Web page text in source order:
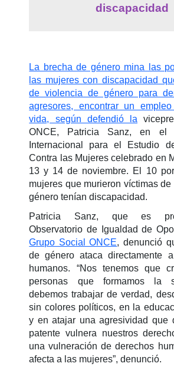
discapacidad
La brecha de género mina las
las mujeres con discapacidad
de violencia de género para
agresores, encontrar un
vida, según defendió la
ONCE, Patricia Sanz, en el
Internacional para el Estudio
Contra las Mujeres celebrado en
13 y 14 de noviembre. El 10
mujeres que murieron víctimas
género tenían discapacidad.
Patricia Sanz, que es
Observatorio de Igualdad de
Grupo Social ONCE, denunció
de género ataca directamente
humanos. “Nos tenemos que
personas que formamos la
debemos trabajar de verdad,
sin colores políticos, en la
y en atajar una agresividad que
patente vulnera nuestros
una vulneración de derechos
afecta a las mujeres”, denunció.